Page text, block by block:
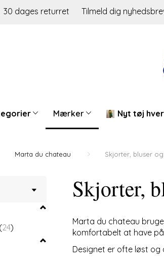
30 dages returret Tilmeld dig
Mærker Nyt tøj
Marta du chateau Skjorter, bluser
(24)
Skjorter,
Marta du chateau
komfortabelt at have
Designet er ofte løst